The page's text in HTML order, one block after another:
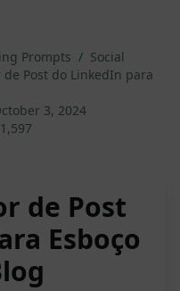
Prompts / Social
Post do LinkedIn para
3, 2024
1,597
de Post
Esboço